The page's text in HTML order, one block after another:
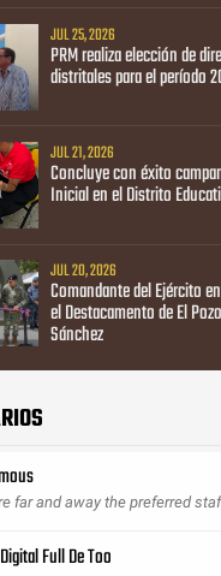
JUL 25, 2026
PRM realiza elección de
distritales para el período
JUL 21, 2026
Concluye con éxito
Inicial en el Distrito
JUL 20, 2026
Comandante del Ejército
el Destacamento de El
Sánchez
far and away the preferred
Full De Too